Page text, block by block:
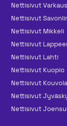
Nettisivut Varkaus
Nettisivut
Nettisivut Mikkeli
Nettisivut
Nettisivut Lahti
Nettisivut Kuopio
Nettisivut
Nettisivut
Nettisivut